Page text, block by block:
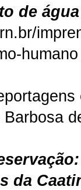
de
humano
da